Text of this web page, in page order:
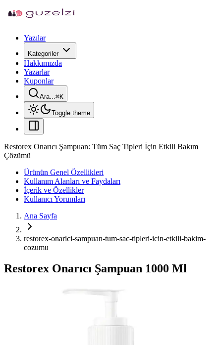
Yazılar
Kategoriler
Hakkımızda
Yazarlar
Kuponlar
Ara...⌘K
Toggle theme
Restorex Onarıcı Şampuan: Tüm Saç Tipleri İçin Etkili Bakım
Çözümü
Ürünün Genel Özellikleri
Kullanım Alanları ve Faydaları
İçerik ve Özellikler
Kullanıcı Yorumları
Ana Sayfa
restorex-onarici-sampuan-tum-sac-tipleri-icin-etkili-bakim-
cozumu
Restorex Onarıcı Şampuan 1000 Ml